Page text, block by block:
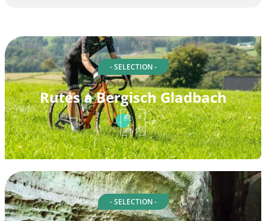
- SELECTION -
Rutes a Bergisch Gladbach
- SELECTION -